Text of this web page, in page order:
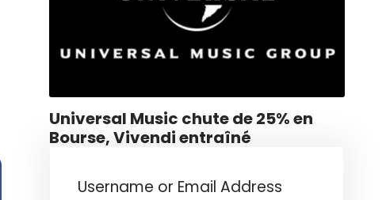
Universal Music chute de 25% en
Bourse, Vivendi entraîné
Username or Email Address